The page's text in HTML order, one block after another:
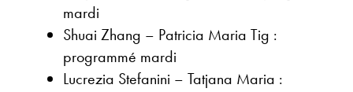
mardi
Shuai Zhang – Patricia Maria Tig :
programmé mardi
Lucrezia Stefanini – Tatjana Maria :